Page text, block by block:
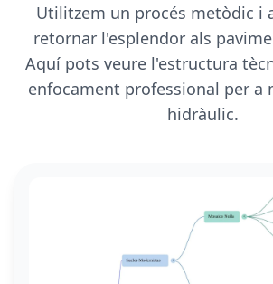
Utilitzem un procés metòdic i
retornar l'esplendor als
Aquí pots veure l'estructura
enfocament professional per a
hidràulic.